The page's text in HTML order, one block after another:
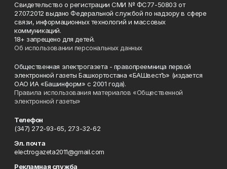
Свидетельство о регистрации СМИ № ФС77-50803 от
27.07.2012 выдано Федеральной службой по надзору в сфере
связи, информационных технологий и массовых
коммуникаций.
18+ запрещено для детей.
Об использовании персональных данных
Общественная электрогазета - правопреемница первой
электронной газеты Башкортостана «БАШвестЪ» (издается
ОАО ИА «Башинформ» с 2001 года).
Правила использования материалов «Общественной
электронной газеты»
Телефон
(347) 272-93-65, 273-32-62
Эл. почта
electrogazeta2011@gmail.com
Рекламная служба